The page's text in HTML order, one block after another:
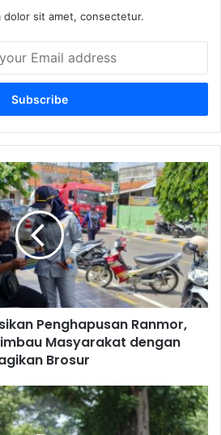
dolor sit amet, consectetur.
Penghapusan Ranmor,
Masyarakat dengan
Brosur